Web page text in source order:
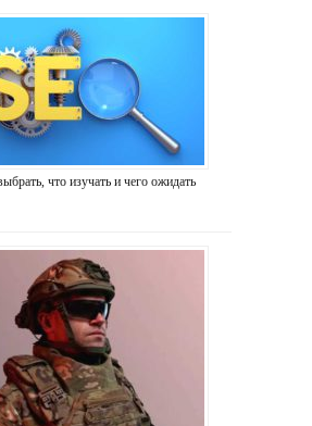
что изучать и чего ожидать